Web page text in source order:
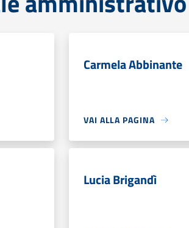
Carmela Abbinante
VAI ALLA PAGINA
Lucia Brigandì